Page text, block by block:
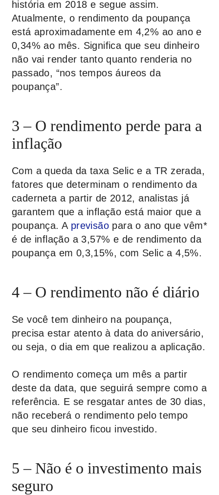
história em 2018 e segue assim.
Atualmente, o rendimento da poupança
está aproximadamente em 4,2% ao ano e
0,34% ao mês. Significa que seu dinheiro
não vai render tanto quanto renderia no
passado, “nos tempos áureos da
poupança”.
3 – O rendimento perde para a
inflação
Com a queda da taxa Selic e a TR zerada,
fatores que determinam o rendimento da
caderneta a partir de 2012, analistas já
garantem que a inflação está maior que a
poupança. Aprevisão para o ano que vêm*
é de inflação a 3,57% e de rendimento da
poupança em 0,3,15%, com Selic a 4,5%.
4 – O rendimento não é diário
Se você tem dinheiro na poupança,
precisa estar atento à data do aniversário,
ou seja, o dia em que realizou a aplicação.
O rendimento começa um mês a partir
deste da data, que seguirá sempre como a
referência. E se resgatar antes de 30 dias,
não receberá o rendimento pelo tempo
que seu dinheiro ficou investido.
5 – Não é o investimento mais
seguro